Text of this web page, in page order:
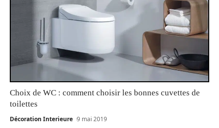
Choix de WC : comment choisir les bonnes cuvettes de
toilettes
Décoration Interieure 9 mai 2019